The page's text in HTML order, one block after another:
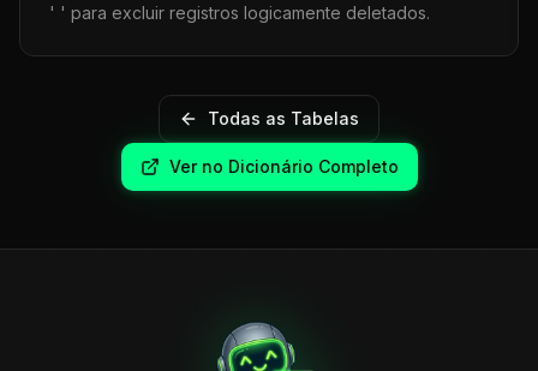
' ' para excluir registros logicamente deletados.
Todas as Tabelas
Ver no Dicionário Completo